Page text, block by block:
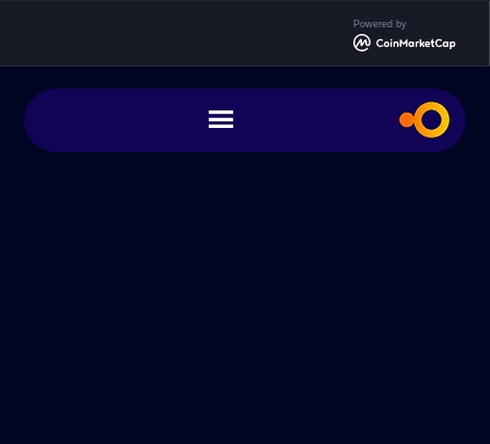
Powered by